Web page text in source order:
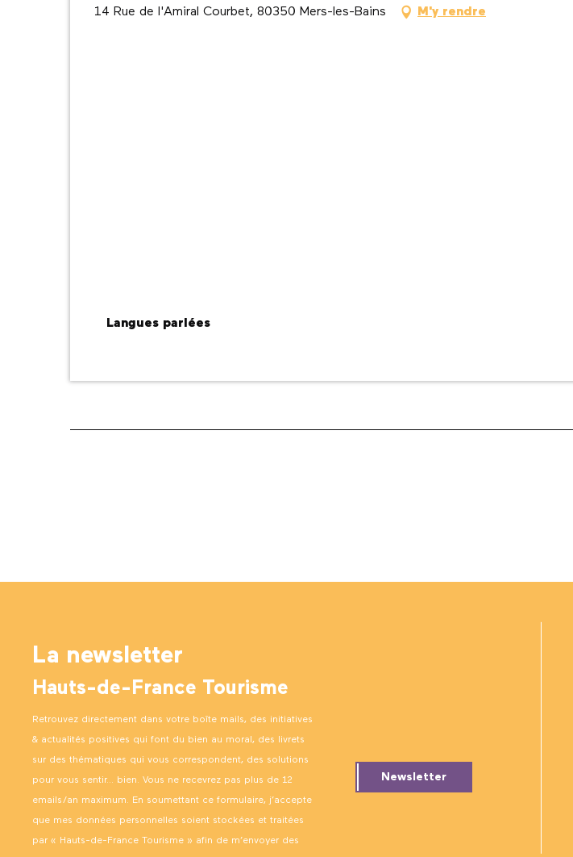
14 Rue de l'Amiral Courbet, 80350 Mers-les-Bains M'y rendre
Langues parlées
Langues parlées
La newsletter
Hauts-de-France Tourisme
Retrouvez directement dans votre boîte mails, des initiatives
& actualités positives qui font du bien au moral, des livrets
sur des thématiques qui vous correspondent, des solutions
pour vous sentir… bien. Vous ne recevrez pas plus de 12
emails/an maximum. En soumettant ce formulaire, j’accepte
que mes données personnelles soient stockées et traitées
par « Hauts-de-France Tourisme » afin de m’envoyer des
Newsletter